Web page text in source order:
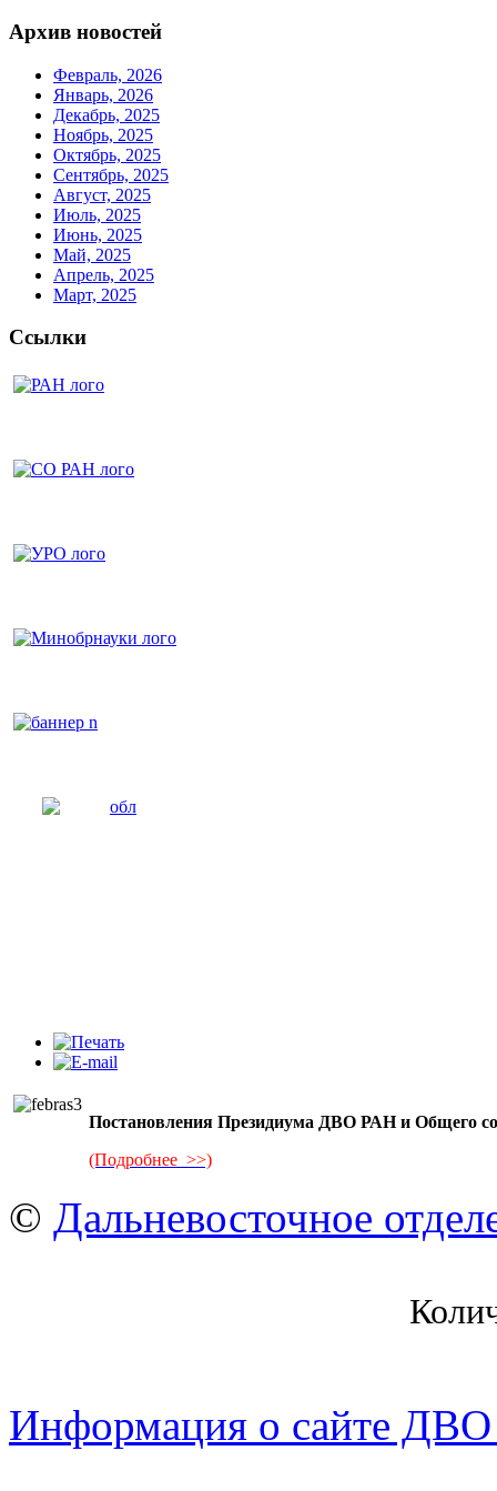
Архив новостей
Февраль, 2026
Январь, 2026
Декабрь, 2025
Ноябрь, 2025
Октябрь, 2025
Сентябрь, 2025
Август, 2025
Июль, 2025
Июнь, 2025
Май, 2025
Апрель, 2025
Март, 2025
Ссылки
Постановления Президиума ДВО РАН и Общего
(Подробнее >>)
© Дальневосточное
Информация о сайте